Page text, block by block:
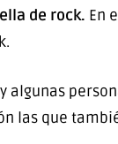
de rock. En
las que